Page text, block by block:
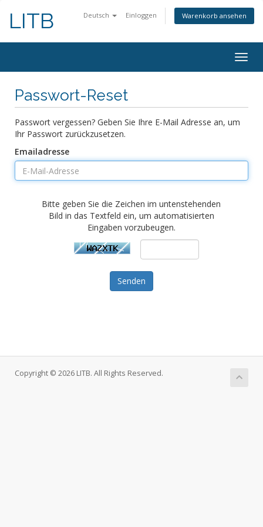
Deutsch Einloggen Warenkorb ansehen
LITB
ein-/
Passwort-Reset
Passwort vergessen? Geben Sie Ihre E-Mail Adresse an, um
Ihr Passwort zurückzusetzen.
Emailadresse
Bitte geben Sie die Zeichen im untenstehenden
Bild in das Textfeld ein, um automatisierten
Eingaben vorzubeugen.
Senden
Copyright © 2026 LITB. All Rights Reserved.